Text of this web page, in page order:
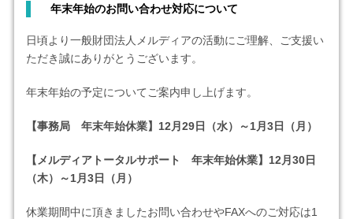
年末年始のお問い合わせ対応について
日頃より一般財団法人メルディアの活動にご理解、ご支援い
ただき誠にありがとうございます。
年末年始の予定についてご案内申し上げます。
【事務局 年末年始休業】12月29日（水）～1月3日（月）
【メルディアトータルサポート 年末年始休業】12月30日
（木）～1月3日（月）
休業期間中に頂きましたお問い合わせやFAXへのご対応は1